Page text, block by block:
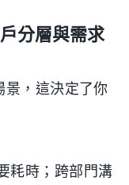
分層與需求
景，這決定了你
耗時；跨部門溝